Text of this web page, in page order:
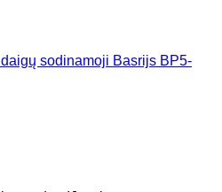
daigų sodinamoji Basrijs BP5-